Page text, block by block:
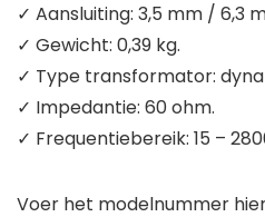
✓ Aansluiting: 3,5 mm / 6,3
✓ Gewicht: 0,39 kg.
✓ Type transformator:
✓ Impedantie: 60 ohm.
✓ Frequentiebereik: 15 –
Voer het modelnummer